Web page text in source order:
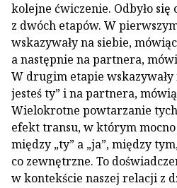
kolejne ćwiczenie. Odbyło się
z dwóch etapów. W
wskazywały na siebie,
a następnie na partnera,
W drugim etapie wskazywały
jesteś ty” i na partnera,
Wielokrotne powtarzanie tych
efekt transu, w którym mocno
między „ty” a „ja”, między
co zewnętrzne. To
w kontekście naszej relacji z